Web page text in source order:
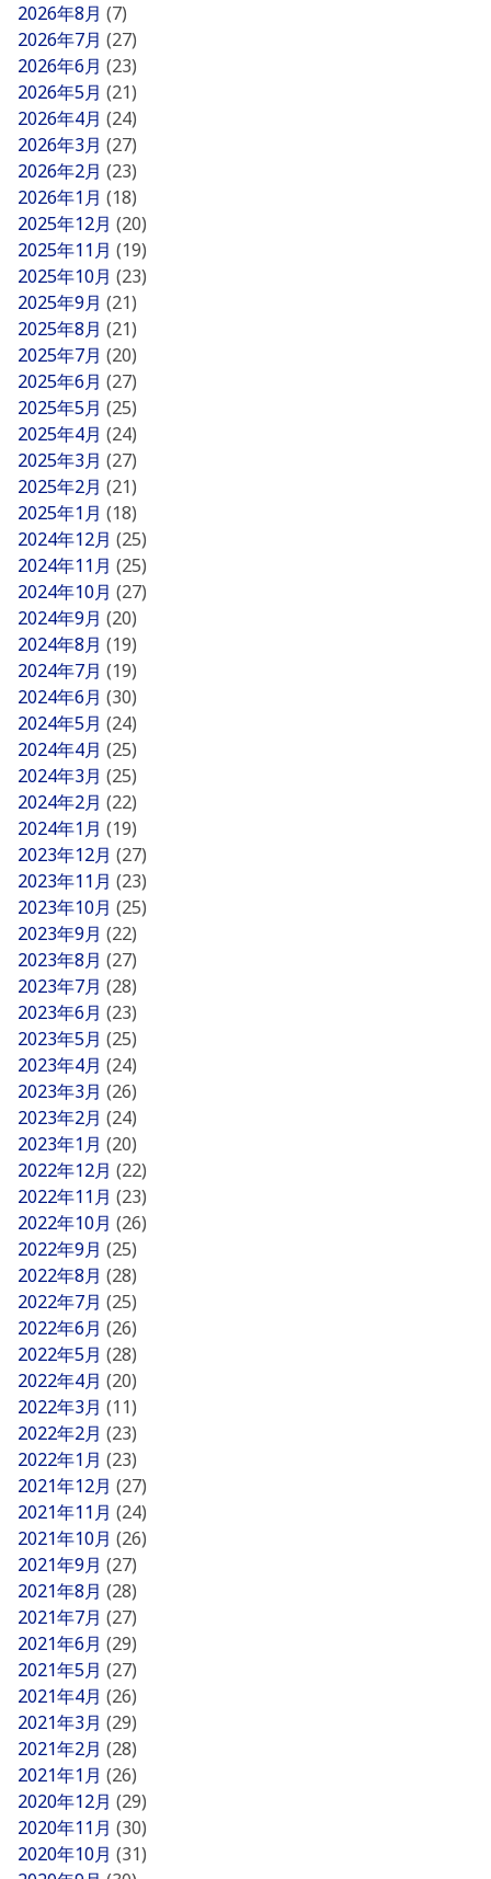
2026年8月 (7)
2026年7月 (27)
2026年6月 (23)
2026年5月 (21)
2026年4月 (24)
2026年3月 (27)
2026年2月 (23)
2026年1月 (18)
2025年12月 (20)
2025年11月 (19)
2025年10月 (23)
2025年9月 (21)
2025年8月 (21)
2025年7月 (20)
2025年6月 (27)
2025年5月 (25)
2025年4月 (24)
2025年3月 (27)
2025年2月 (21)
2025年1月 (18)
2024年12月 (25)
2024年11月 (25)
2024年10月 (27)
2024年9月 (20)
2024年8月 (19)
2024年7月 (19)
2024年6月 (30)
2024年5月 (24)
2024年4月 (25)
2024年3月 (25)
2024年2月 (22)
2024年1月 (19)
2023年12月 (27)
2023年11月 (23)
2023年10月 (25)
2023年9月 (22)
2023年8月 (27)
2023年7月 (28)
2023年6月 (23)
2023年5月 (25)
2023年4月 (24)
2023年3月 (26)
2023年2月 (24)
2023年1月 (20)
2022年12月 (22)
2022年11月 (23)
2022年10月 (26)
2022年9月 (25)
2022年8月 (28)
2022年7月 (25)
2022年6月 (26)
2022年5月 (28)
2022年4月 (20)
2022年3月 (11)
2022年2月 (23)
2022年1月 (23)
2021年12月 (27)
2021年11月 (24)
2021年10月 (26)
2021年9月 (27)
2021年8月 (28)
2021年7月 (27)
2021年6月 (29)
2021年5月 (27)
2021年4月 (26)
2021年3月 (29)
2021年2月 (28)
2021年1月 (26)
2020年12月 (29)
2020年11月 (30)
2020年10月 (31)